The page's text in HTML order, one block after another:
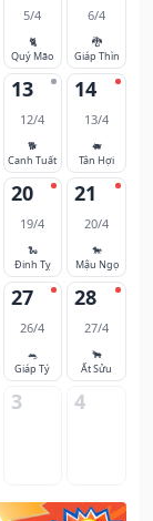
5/4
🐈
Quý Mão
6/4
🐉
Giáp Thìn
13
12/4
🐕
Canh Tuất
14
13/4
🐖
Tân Hợi
20
19/4
🐍
Đinh Tỵ
21
20/4
🐎
Mậu Ngọ
27
26/4
🐀
Giáp Tý
28
27/4
🐂
Ất Sửu
3 4